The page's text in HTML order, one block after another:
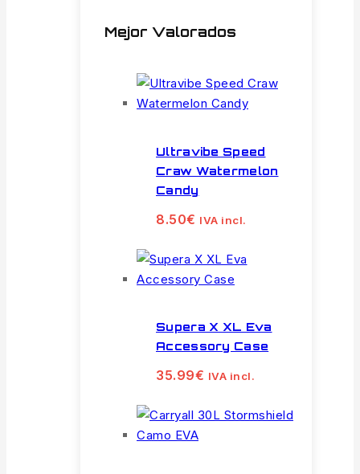
Mejor Valorados
Ultravibe Speed
Craw Watermelon
Candy
8.50€ IVA incl.
Supera X XL Eva
Accessory Case
35.99€ IVA incl.